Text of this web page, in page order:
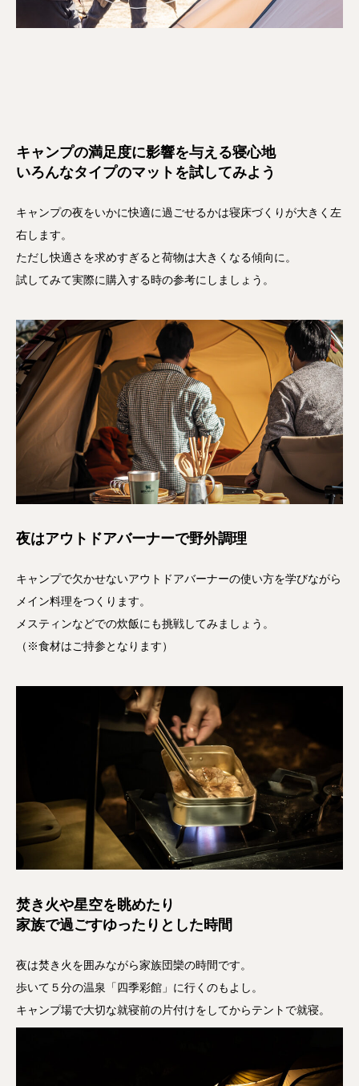
キャンプの満足度に影響を与える寝心地
いろんなタイプのマットを試してみよう
キャンプの夜をいかに快適に過ごせるかは寝床づくりが大きく左
右します。
ただし快適さを求めすぎると荷物は大きくなる傾向に。
試してみて実際に購入する時の参考にしましょう。
夜はアウトドアバーナーで野外調理
キャンプで欠かせないアウトドアバーナーの使い方を学びながら
メイン料理をつくります。
メスティンなどでの炊飯にも挑戦してみましょう。
（※食材はご持参となります）
焚き火や星空を眺めたり
家族で過ごすゆったりとした時間
夜は焚き火を囲みながら家族団欒の時間です。
歩いて５分の温泉「四季彩館」に行くのもよし。
キャンプ場で大切な就寝前の片付けをしてからテントで就寝。